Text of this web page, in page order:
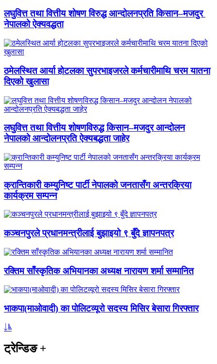
लघुवित्त तथा वित्तीय शोषण विरुद्ध आन्दोलनप्रति किसान–मजदुर
नेपालको ऐक्यवद्धता
ठमेलस्थित आर्या होटलका सुपरभाइजरले कर्मचारीमाथि चरम यातना
दिएको खुलासा
लघुवित्त तथा वित्तीय शोषणविरुद्ध किसान–मजदुर आन्दोलन
नेपालको आन्दोलनप्रति ऐक्यबद्धता जाहेर
क्रान्तिकारी कम्युनिष्ट पार्टी नेपालको जनतासँग अन्तरक्रिया
कार्यक्रम सम्पन्न
कञ्चनपुरले प्रधानमन्त्रीलाई बुझाइयो ९ बुँदे ज्ञापनपत्र
रक्तिम साँस्कृतिक अभियानका अध्यक्ष नारायण शर्मा सम्मानित
भाकपा(माओवादी) का पोलिटव्यूरो सदस्य मिसिर बेसारा गिरफ्तार
ट्रेन्डिङ+